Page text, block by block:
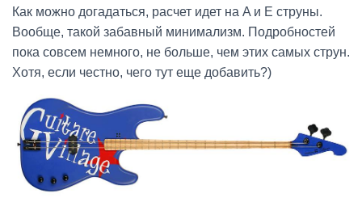
Как можно догадаться, расчет идет на A и E струны.
Вообще, такой забавный минимализм. Подробностей
пока совсем немного, не больше, чем этих самых струн.
Хотя, если честно, чего тут еще добавить?)